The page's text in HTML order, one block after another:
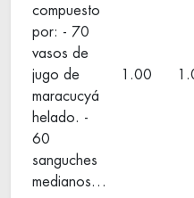
compuesto
por: - 70
vasos de
jugo de
maracucyá
helado. -
60
sanguches
medianos…
1.00